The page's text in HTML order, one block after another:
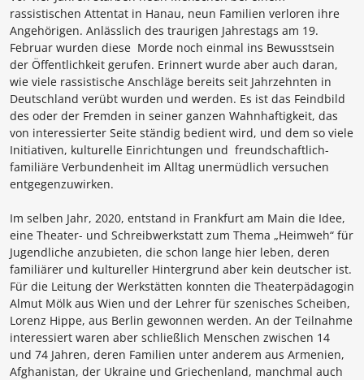
rassistischen Attentat in Hanau, neun Familien verloren ihre
Angehörigen. Anlässlich des traurigen Jahrestags am 19.
Februar wurden diese Morde noch einmal ins Bewusstsein
der Öffentlichkeit gerufen. Erinnert wurde aber auch daran,
wie viele rassistische Anschläge bereits seit Jahrzehnten in
Deutschland verübt wurden und werden. Es ist das Feindbild
des oder der Fremden in seiner ganzen Wahnhaftigkeit, das
von interessierter Seite ständig bedient wird, und dem so viele
Initiativen, kulturelle Einrichtungen und freundschaftlich-
familiäre Verbundenheit im Alltag unermüdlich versuchen
entgegenzuwirken.
Im selben Jahr, 2020, entstand in Frankfurt am Main die Idee,
eine Theater- und Schreibwerkstatt zum Thema „Heimweh“ für
Jugendliche anzubieten, die schon lange hier leben, deren
familiärer und kultureller Hintergrund aber kein deutscher ist.
Für die Leitung der Werkstätten konnten die Theaterpädagogin
Almut Mölk aus Wien und der Lehrer für szenisches Scheiben,
Lorenz Hippe, aus Berlin gewonnen werden. An der Teilnahme
interessiert waren aber schließlich Menschen zwischen 14
und 74 Jahren, deren Familien unter anderem aus Armenien,
Afghanistan, der Ukraine und Griechenland, manchmal auch